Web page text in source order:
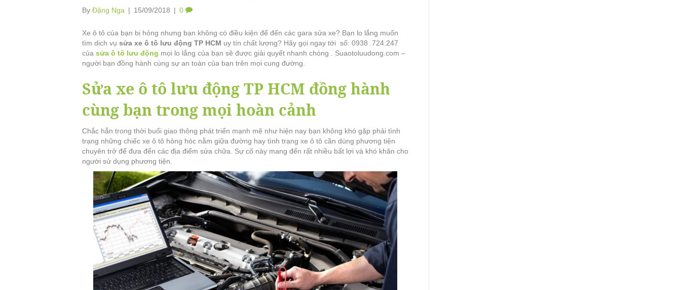
By Đặng Nga | 15/09/2018 | 0
Xe ô tô của bạn bị hỏng nhưng bạn không có điều kiện để đến các gara sửa xe? Bạn lo lắng muốn
tìm dịch vụ sửa xe ô tô lưu động TP HCM uy tín chất lượng? Hãy gọi ngay tới số: 0938 .724.247
của sửa ô tô lưu động mọi lo lắng của bạn sẽ được giải quyết nhanh chóng . Suaotoluudong.com –
người bạn đồng hành cùng sự an toàn của bạn trên mọi cung đường.
Sửa xe ô tô lưu động TP HCM đồng hành
cùng bạn trong mọi hoàn cảnh
Chắc hẳn trong thời buổi giao thông phát triển mạnh mẽ như hiện nay bạn không khó gặp phải tình
trạng những chiếc xe ô tô hỏng hóc nằm giữa đường hay tình trạng xe ô tô cần dùng phương tiện
chuyên trở để đưa đến các địa điểm sửa chữa. Sự cố này mang đến rất nhiều bất lợi và khó khăn cho
người sử dụng phương tiện.